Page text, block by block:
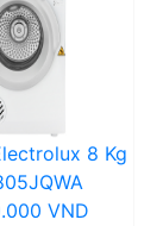
8 Kg
VND